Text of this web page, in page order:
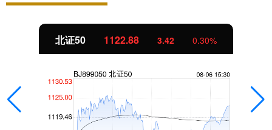
北证50 1122.88 3.42 0.30%